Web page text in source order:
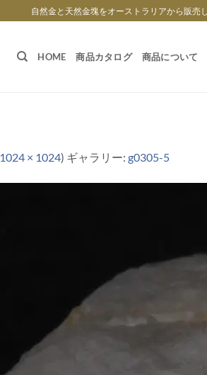
自然金と天然金塊をオーストラリアから販売
HOME 商品カタログ 商品について
1024 × 1024) ギャラリー: g0305-5